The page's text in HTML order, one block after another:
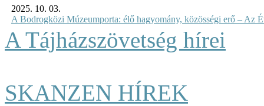
2025. 10. 03.
A Bodrogközi Múzeumporta: élő hagyomány, közösségi erő – Az
A Tájházszövetség hírei
SKANZEN HÍREK